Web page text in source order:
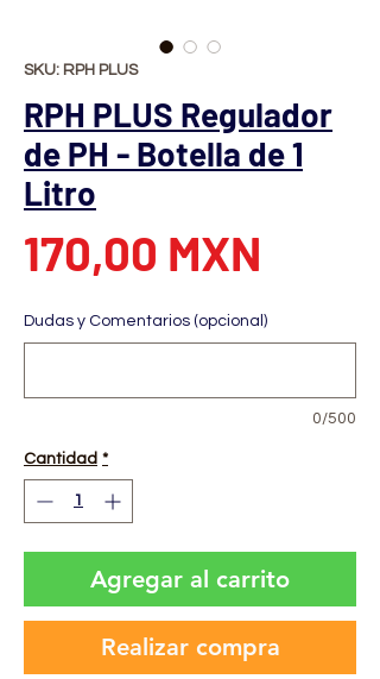
SKU: RPH PLUS
RPH PLUS Regulador
de PH - Botella de 1
Litro
170,00 MXN
Dudas y Comentarios (opcional)
0/500
Cantidad *
Agregar al carrito
Realizar compra